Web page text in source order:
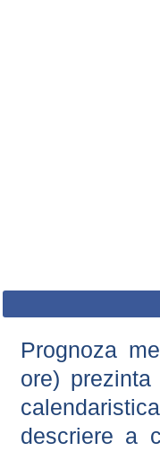
Prognoza
ore)
descriere a